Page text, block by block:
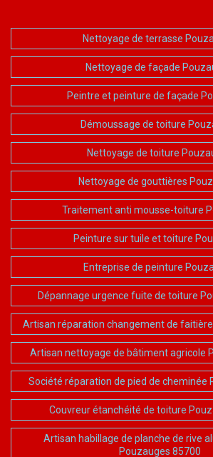
Nettoyage de terrasse
Nettoyage de façade
Peintre et peinture de façade
Démoussage de toiture
Nettoyage de toiture
Nettoyage de gouttières
Traitement anti mousse-toiture
Peinture sur tuile et toiture
Entreprise de peinture
Dépannage urgence fuite de toiture
Artisan réparation changement de
Artisan nettoyage de bâtiment agricole
Société réparation de pied de cheminée
Couvreur étanchéité de toiture
Artisan habillage de planche de rive
Pouzauges 85700